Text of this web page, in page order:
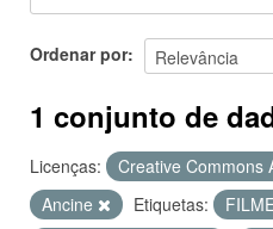
SOBRE
Ordenar por
1 conjunto de
Licenças: Creative Commons
Ancine
Etiquetas: